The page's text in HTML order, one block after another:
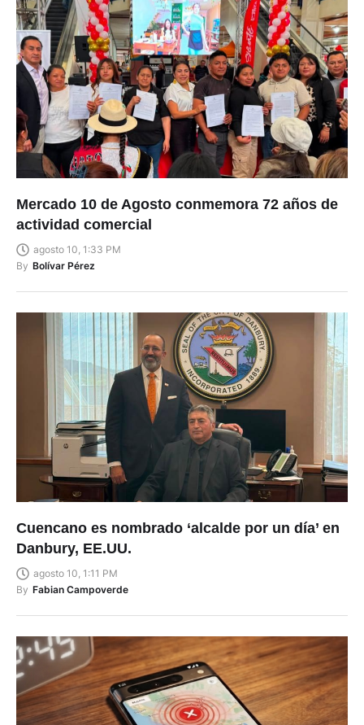
Mercado 10 de Agosto conmemora 72 años de
actividad comercial
agosto 10, 1:33 PM
By Bolívar Pérez
Cuencano es nombrado ‘alcalde por un día’ en
Danbury, EE.UU.
agosto 10, 1:11 PM
By Fabian Campoverde